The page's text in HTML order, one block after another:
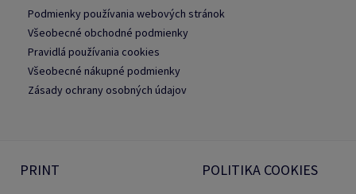
Podmienky používania webových stránok
Všeobecné obchodné podmienky
Pravidlá používania cookies
Všeobecné nákupné podmienky
Zásady ochrany osobných údajov
PRINT
POLITIKA COOKIES